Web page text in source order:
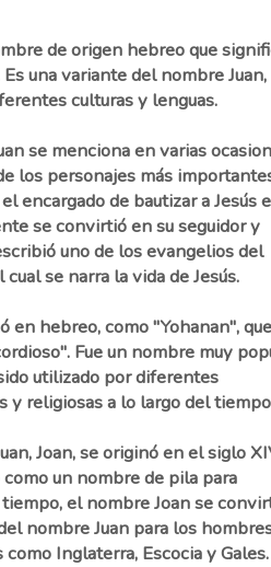
de origen hebreo que
una variante del nombre
culturas y lenguas.
se menciona en varias
los personajes más
encargado de bautizar a Jesús
se convirtió en su seguidor y
uno de los evangelios del
se narra la vida de Jesús.
en hebreo, como "Yohanan", que
Fue un nombre muy
utilizado por diferentes
y religiosas a lo largo del
Joan, se originó en el siglo
un nombre de pila para
el nombre Joan se
nombre Juan para los
Inglaterra, Escocia y Gales.